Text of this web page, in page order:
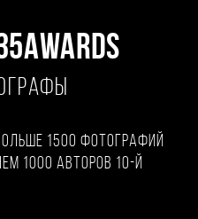
1500 фотографий
1000 авторов 10-й